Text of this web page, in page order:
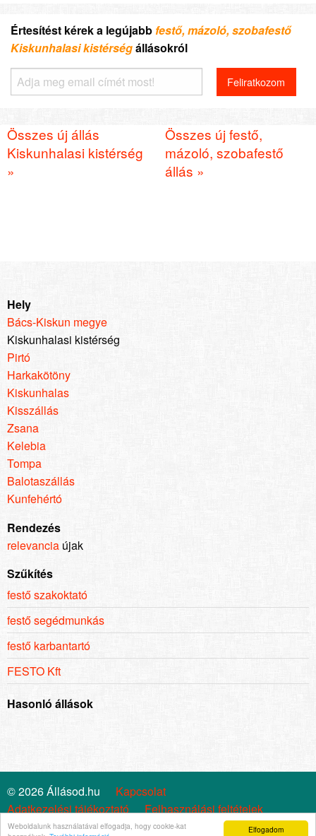
Elfogadom
Weboldalunk használatával elfogadja, hogy cookie-kat
Értesítést kérek a legújabbfestő, mázoló, szobafestő
Kiskunhalasi kistérségállásokról
Összes új állás
Kiskunhalasi kistérség
»
Összes új festő,
mázoló, szobafestő
állás »
Hely
Bács-Kiskun megye
Kiskunhalasi kistérség
Pirtó
Harkakötöny
Kiskunhalas
Kisszállás
Zsana
Kelebia
Tompa
Balotaszállás
Kunfehértó
Rendezés
relevancia újak
Szűkítés
festő szakoktató
festő segédmunkás
festő karbantartó
FESTO Kft
Hasonló állások
© 2026 Állásod.hu
Kapcsolat
Adatkezelési tájékoztató
Felhasználási feltételek
Cookie szabályzat
Impresszum Állástrend